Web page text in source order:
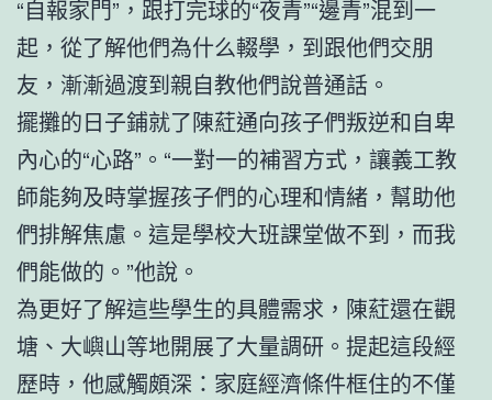
“自報家門”，跟打完球的“夜青”“邊青”混到一
起，從了解他們為什么輟學，到跟他們交朋
友，漸漸過渡到親自教他們說普通話。
擺攤的日子鋪就了陳葒通向孩子們叛逆和自卑
內心的“心路”。“一對一的補習方式，讓義工教
師能夠及時掌握孩子們的心理和情緒，幫助他
們排解焦慮。這是學校大班課堂做不到，而我
們能做的。”他說。
為更好了解這些學生的具體需求，陳葒還在觀
塘、大嶼山等地開展了大量調研。提起這段經
歷時，他感觸頗深：家庭經濟條件框住的不僅